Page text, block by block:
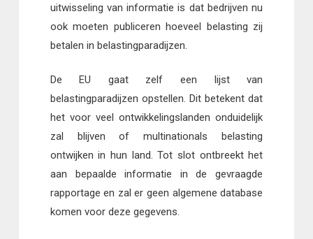
uitwisseling van informatie is dat bedrijven nu
ook moeten publiceren hoeveel belasting zij
betalen in belastingparadijzen.
De EU gaat zelf een lijst van
belastingparadijzen opstellen. Dit betekent dat
het voor veel ontwikkelingslanden onduidelijk
zal blijven of multinationals belasting
ontwijken in hun land. Tot slot ontbreekt het
aan bepaalde informatie in de gevraagde
rapportage en zal er geen algemene database
komen voor deze gegevens.